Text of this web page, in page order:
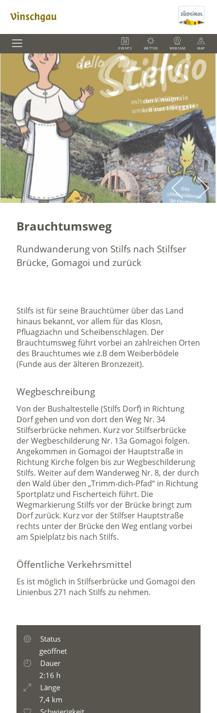
EVENTS WETTER WEBCAM MAP
Brauchtumsweg
Rundwanderung von Stilfs nach Stilfser
Brücke, Gomagoi und zurück
Stilfs ist für seine Brauchtümer über das Land
hinaus bekannt, vor allem für das Klosn,
Pfluagziachn und Scheibenschlagen. Der
Brauchtumsweg führt vorbei an zahlreichen Orten
des Brauchtumes wie z.B dem Weiberbödele
(Funde aus der älteren Bronzezeit).
Wegbeschreibung
Von der Bushaltestelle (Stilfs Dorf) in Richtung
Dorf gehen und von dort den Weg Nr. 34
Stilfserbrücke nehmen. Kurz vor Stilfserbrücke
der Wegbeschilderung Nr. 13a Gomagoi folgen.
Angekommen in Gomagoi der Hauptstraße in
Richtung Kirche folgen bis zur Wegbeschilderung
Stilfs. Weiter auf dem Wanderweg Nr. 8, der durch
den Wald über den „Trimm-dich-Pfad“ in Richtung
Sportplatz und Fischerteich führt. Die
Wegmarkierung Stilfs vor der Brücke bringt zum
Dorf zurück. Kurz vor der Stilfser Hauptstraße
rechts unter der Brücke den Weg entlang vorbei
am Spielplatz bis nach Stilfs.
Öffentliche Verkehrsmittel
Es ist möglich in Stilfserbrücke und Gomagoi den
Linienbus 271 nach Stilfs zu nehmen.
Status
geöffnet
Dauer
2:16 h
Länge
7,4 km